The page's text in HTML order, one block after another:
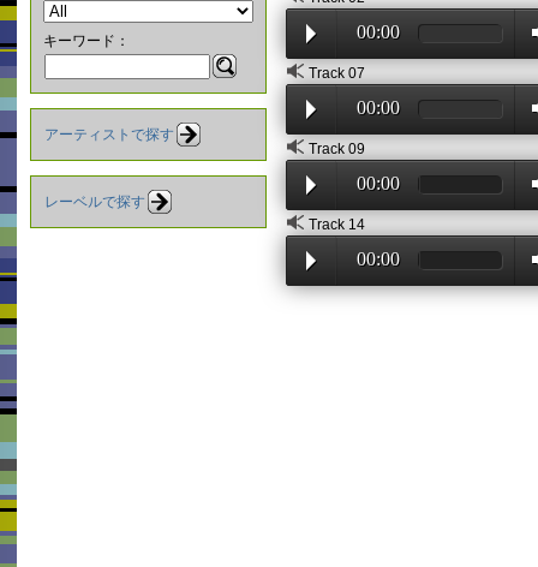
キーワード：
アーティストで探す
レーベルで探す
00:00
Track 07
00:00
Track 09
00:00
Track 14
00:00